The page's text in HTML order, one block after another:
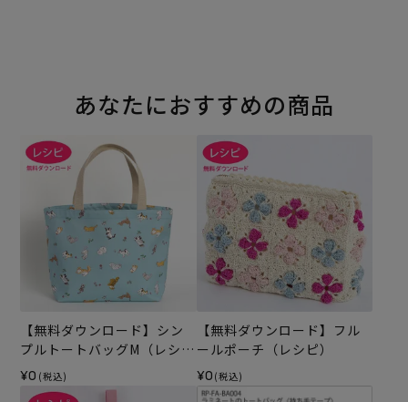
あなたにおすすめの商品
【無料ダウンロード】シン
プルトートバッグM（レシ
ピ）
¥0 (税込)
【無料ダウンロード】フル
ールポーチ（レシピ）
¥0 (税込)